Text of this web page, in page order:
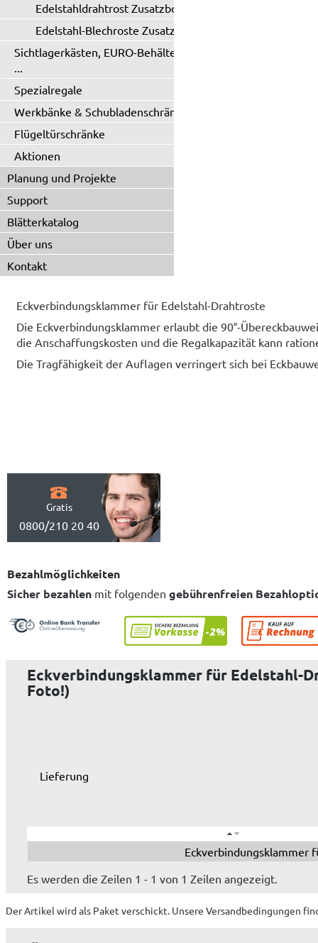
Edelstahldrahtrost Zusatzboden
Edelstahl-Blechroste Zusatzboden
Sichtlagerkästen, EURO-Behälter
...
Spezialregale
Werkbänke & Schubladenschränke
Flügeltürschränke
Aktionen
Planung und Projekte
Support
Blätterkatalog
Über uns
Kontakt
Eckverbindungsklammer für Edelstahl-Drahtroste
Die Eckverbindungsklammer erlaubt die 90°-
die Anschaffungskosten und die Regalkapazität kann
Die Tragfähigkeit der Auflagen verringert sich bei
Gratis
0800/210 20 40
Bezahlmöglichkeiten
Sicher bezahlen mit folgenden gebührenfreien
Eckverbindungsklammer für Edelstahl-
Foto!)
Lieferung
Eckverbindungsklammer
Es werden die Zeilen 1 - 1 von 1 Zeilen angezeigt.
Der Artikel wirdals Paket verschickt. Unsere Versandbedingungen